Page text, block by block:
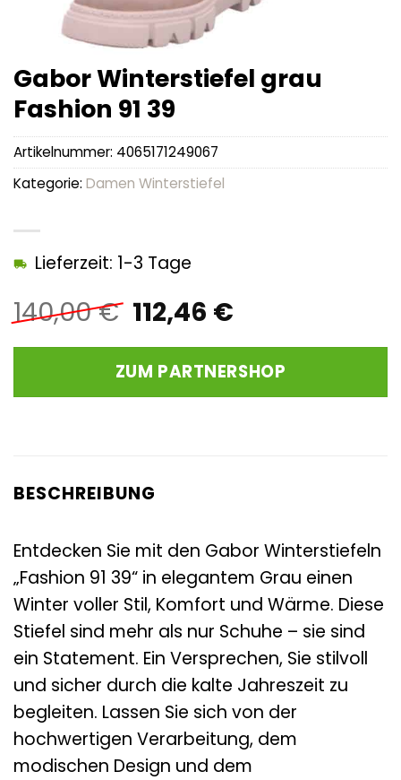
Gabor Winterstiefel grau
Fashion 91 39
140,00€ Ursprünglicher
Preis
war:
140,00 €
112,46 €Aktueller
ist:
112,46 €.
Lieferzeit: 1-3 Tage
ZUM PARTNERSHOP
Artikelnummer: 4065171249067
Kategorie: Damen Winterstiefel
BESCHREIBUNG
Entdecken Sie mit den Gabor Winterstiefeln
„Fashion 91 39“ in elegantem Grau einen
Winter voller Stil, Komfort und Wärme. Diese
Stiefel sind mehr als nur Schuhe – sie sind
ein Statement. Ein Versprechen, Sie stilvoll
und sicher durch die kalte Jahreszeit zu
begleiten. Lassen Sie sich von der
hochwertigen Verarbeitung, dem
modischen Design und dem